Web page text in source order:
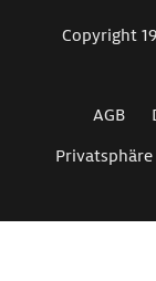
Copyright
AGB
Privatsphäre